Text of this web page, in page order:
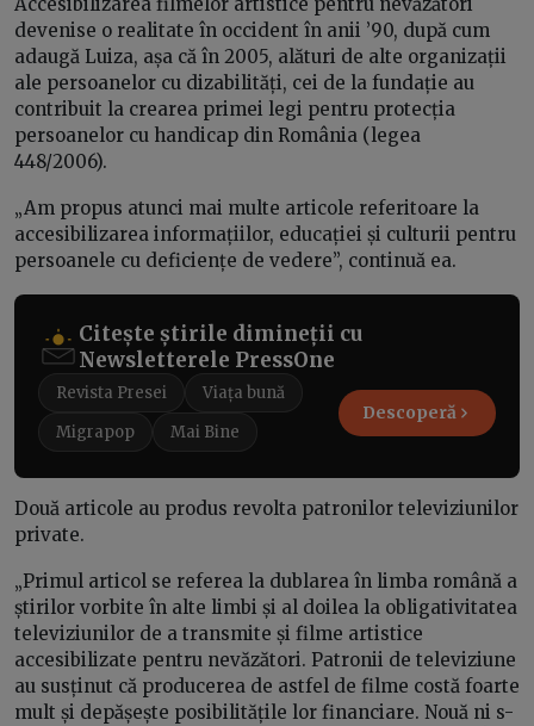
devenise o realitate în occident în anii ’90, după cum
adaugă Luiza, așa că în 2005, alături de alte organizații
ale persoanelor cu dizabilități, cei de la fundație au
contribuit la crearea primei legi pentru protecția
persoanelor cu handicap din România (legea
448/2006).
„Am propus atunci mai multe articole referitoare la
accesibilizarea informațiilor, educației și culturii pentru
persoanele cu deficiențe de vedere”, continuă ea.
Citește știrile dimineții cu
Newsletterele PressOne
Revista Presei
Viața bună
Migrapop
Mai Bine
Descoperă
Două articole au produs revolta patronilor televiziunilor
private.
„Primul articol se referea la dublarea în limba română a
știrilor vorbite în alte limbi și al doilea la obligativitatea
televiziunilor de a transmite și filme artistice
accesibilizate pentru nevăzători. Patronii de televiziune
au susținut că producerea de astfel de filme costă foarte
mult și depășește posibilitățile lor financiare. Nouă ni s-